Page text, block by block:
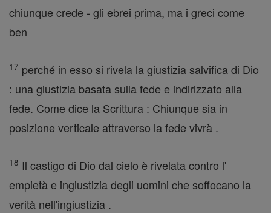
chiunque crede - gli ebrei prima, ma i greci come
ben
17 perché in esso si rivela la giustizia salvifica di Dio
: una giustizia basata sulla fede e indirizzato alla
fede. Come dice la Scrittura : Chiunque sia in
posizione verticale attraverso la fede vivrà .
18 Il castigo di Dio dal cielo è rivelata contro l'
empietà e ingiustizia degli uomini che soffocano la
verità nell'ingiustizia .